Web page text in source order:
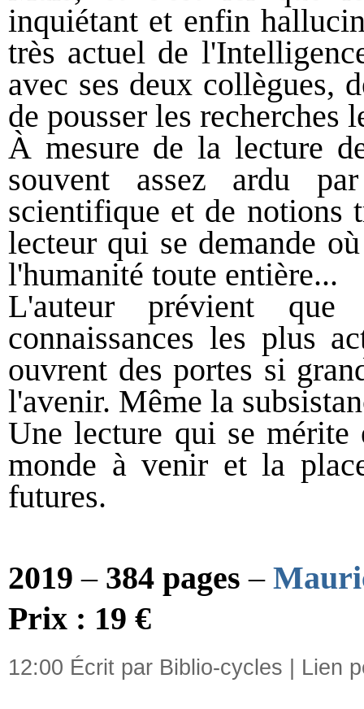
inquiétant et enfin
très actuel de
avec ses deux collègues,
de pousser les recherches
À mesure de la lecture
souvent assez ardu
scientifique et de notions
lecteur qui se demande
l'humanité toute entière...
L'auteur prévient
connaissances les plus
ouvrent des portes si
l'avenir. Même la
Une lecture qui se
monde à venir et la
futures.
2019 –384 pages –
Prix : 19 €
12:00 Écrit par Biblio-cycles | Lien